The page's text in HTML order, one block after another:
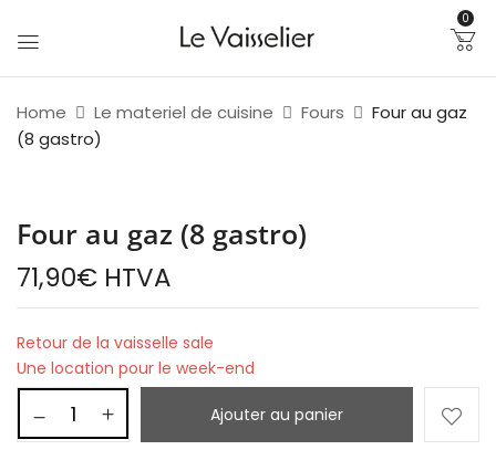
0
Home Le materiel de cuisine Fours
Four au gaz
(8 gastro)
Four au gaz (8 gastro)
71,90€ HTVA
Retour de la vaisselle sale
Une location pour le week-end
Ajouter au panier